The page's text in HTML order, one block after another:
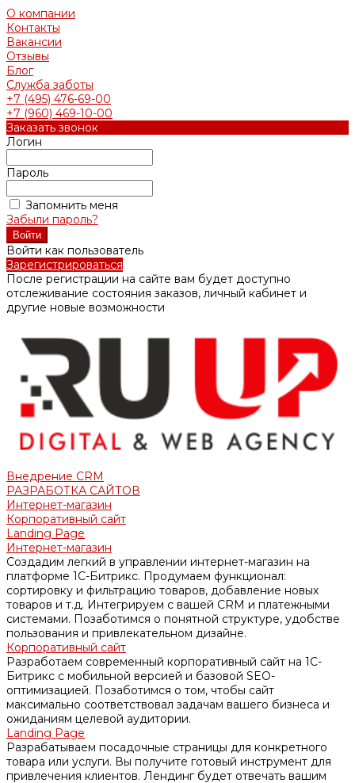
О компании
Контакты
Вакансии
Отзывы
Блог
Служба заботы
+7 (495) 476-69-00
+7 (960) 469-10-00
Заказать звонок
Логин
Пароль
Запомнить меня
Забыли пароль?
Войти как пользователь
Зарегистрироваться
После регистрации на сайте вам будет доступно
отслеживание состояния заказов, личный кабинет и
другие новые возможности
Внедрение CRM
РАЗРАБОТКА САЙТОВ
Интернет-магазин
Корпоративный сайт
Landing Page
Интернет-магазин
Создадим легкий в управлении интернет-магазин на
платформе 1С-Битрикс. Продумаем функционал:
сортировку и фильтрацию товаров, добавление новых
товаров и т.д. Интегрируем с вашей CRM и платежными
системами. Позаботимся о понятной структуре, удобстве
пользования и привлекательном дизайне.
Корпоративный сайт
Разработаем современный корпоративный сайт на 1С-
Битрикс с мобильной версией и базовой SEO-
оптимизацией. Позаботимся о том, чтобы сайт
максимально соответствовал задачам вашего бизнеса и
ожиданиям целевой аудитории.
Landing Page
Разрабатываем посадочные страницы для конкретного
товара или услуги. Вы получите готовый инструмент для
привлечения клиентов. Лендинг будет отвечать вашим